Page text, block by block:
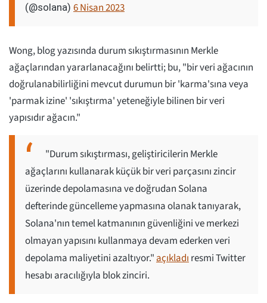
(@solana) 6 Nisan 2023
Wong, blog yazısında durum sıkıştırmasının Merkle
ağaçlarından yararlanacağını belirtti; bu, "bir veri ağacının
doğrulanabilirliğini mevcut durumun bir 'karma'sına veya
'parmak izine' 'sıkıştırma' yeteneğiyle bilinen bir veri
yapısıdır ağacın."
"Durum sıkıştırması, geliştiricilerin Merkle
ağaçlarını kullanarak küçük bir veri parçasını zincir
üzerinde depolamasına ve doğrudan Solana
defterinde güncelleme yapmasına olanak tanıyarak,
Solana'nın temel katmanının güvenliğini ve merkezi
olmayan yapısını kullanmaya devam ederken veri
depolama maliyetini azaltıyor."açıkladıresmi Twitter
hesabı aracılığıyla blok zinciri.